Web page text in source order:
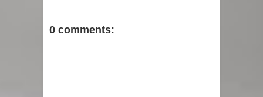
0 comments: